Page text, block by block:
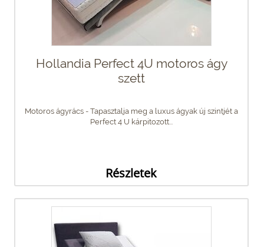
Hollandia Perfect 4U motoros ágy
szett
Motoros ágyrács - Tapasztalja meg a luxus ágyak új szintjét a
Perfect 4 U kárpitozott...
Részletek